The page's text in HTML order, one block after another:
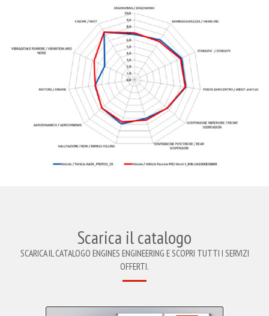
Scarica il catalogo
SCARICA IL CATALOGO ENGINES ENGINEERING E SCOPRI TUTTI I SERVIZI
OFFERTI.